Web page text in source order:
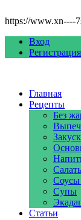
https://www.xn----
Вход
Регистрация
Главная
Рецепты
Без
Соусы
Супы
Статьи